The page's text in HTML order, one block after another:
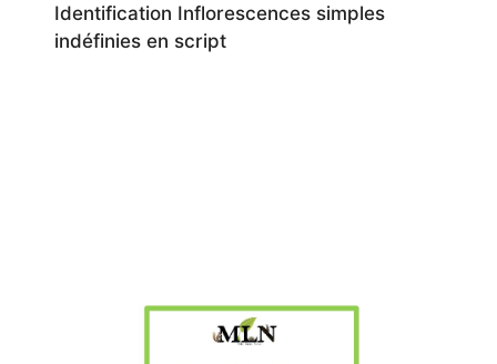
Identification Inflorescences simples
indéfinies en script